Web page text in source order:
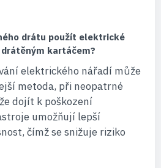
drátu použít elektrické
kartáčem?
elektrického nářadí může
metoda, při neopatrné
dojít k poškození
umožňují lepší
čímž se snižuje riziko